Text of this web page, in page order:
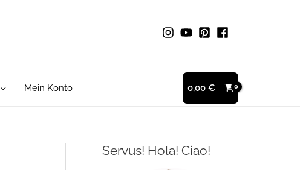
Mein Konto 0,00 €
Servus! Hola! Ciao!